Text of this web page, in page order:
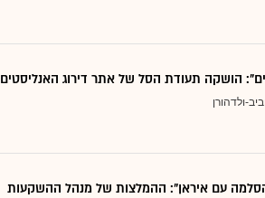
הושקה תעודת הסל של אתר דירוג האנליסטים
ולדהורן
עם איראן": ההמלצות של מנהל ההשקעות